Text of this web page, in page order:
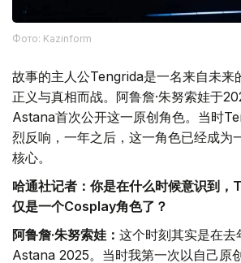
Фото: Kazinform
故事的主人公Tengrida是一名来自未来
正义与真相而战。阿鲁詹·朱努索娃于
Astana首次公开这一原创角色。当时
烈反响，一年之后，这一角色已经成为
核心。
哈通社记者：你是在什么时候意识到
仅是一个Cosplay角色了？
阿鲁詹·朱努索娃： 这个时刻其实是在
Astana 2025。当时我第一次以自己原